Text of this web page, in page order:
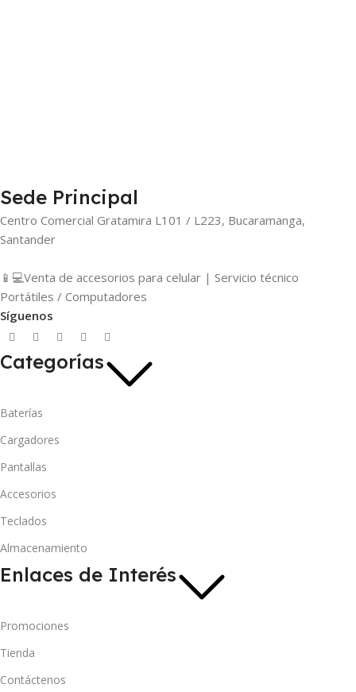
Sede Principal
Centro Comercial Gratamira L101 / L223, Bucaramanga,
Santander
📱💻Venta de accesorios para celular | Servicio técnico
Portátiles / Computadores
Síguenos
Categorías
Baterías
Cargadores
Pantallas
Accesorios
Teclados
Almacenamiento
Enlaces de Interés
Promociones
Tienda
Contáctenos